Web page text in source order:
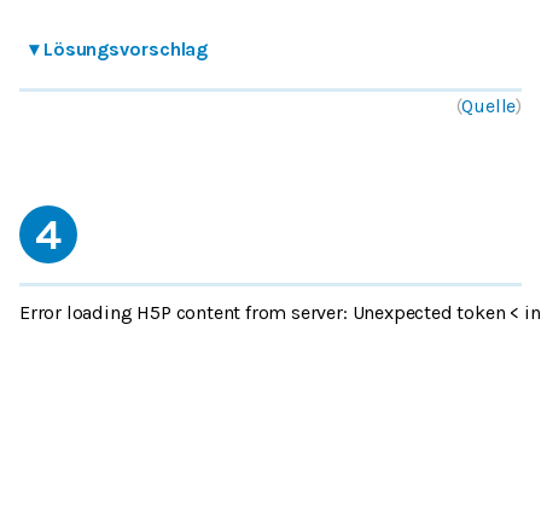
▾ Lösungsvorschlag
(Quelle)
4
Error loading H5P content from server: Unexpected token <